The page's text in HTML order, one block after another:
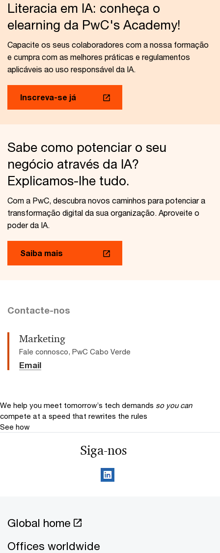
Literacia em IA: conheça o
elearning da PwC's Academy!
Capacite os seus colaboradores com a nossa formação
e cumpra com as melhores práticas e regulamentos
aplicáveis ao uso responsável da IA.
Inscreva-se já
Sabe como potenciar o seu
negócio através da IA?
Explicamos-lhe tudo.
Com a PwC, descubra novos caminhos para potenciar a
transformação digital da sua organização. Aproveite o
poder da IA.
Saiba mais
Contacte-nos
Marketing
Fale connosco, PwC Cabo Verde
Email
We help you meet tomorrow’s tech demands so you can
compete at a speed that rewrites the rules
See how
Siga-nos
Global home
Offices worldwide